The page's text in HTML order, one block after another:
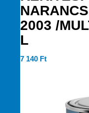
2003 /
L
7 140 Ft